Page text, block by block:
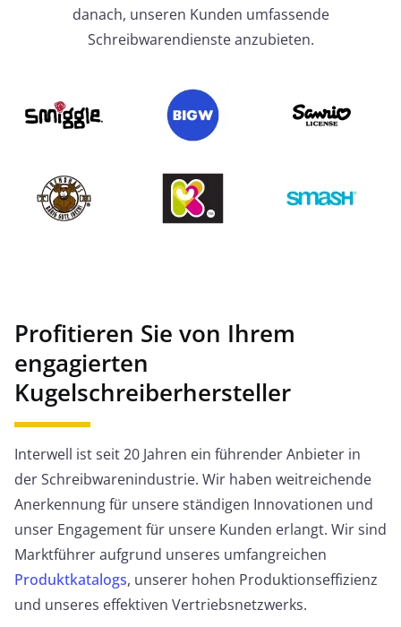
Unsere Designer können eine winzige Pom Pom an
der Kappe befestigen, um Ihrem Stift Niedlichkeit
JETZT ANFRAGEN
Einziehbarer Stift
danach, unseren Kunden umfassende
Schreibwarendienste anzubieten.
Profitieren Sie von Ihrem
engagierten
Kugelschreiberhersteller
Interwell ist seit 20 Jahren ein führender Anbieter in
der Schreibwarenindustrie. Wir haben weitreichende
Anerkennung für unsere ständigen Innovationen und
unser Engagement für unsere Kunden erlangt. Wir sind
Marktführer aufgrund unseres umfangreichen
Produktkatalogs, unserer hohen Produktionseffizienz
und unseres effektiven Vertriebsnetzwerks.